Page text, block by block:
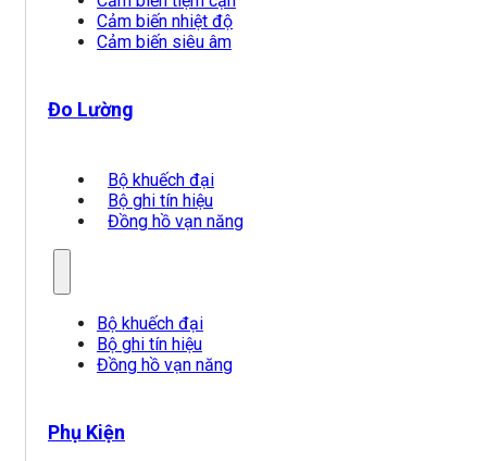
Cảm biến nhiệt độ
Cảm biến siêu âm
Đo Lường
Bộ khuếch đại
Bộ ghi tín hiệu
Đồng hồ vạn năng
Bộ khuếch đại
Bộ ghi tín hiệu
Đồng hồ vạn năng
Phụ Kiện